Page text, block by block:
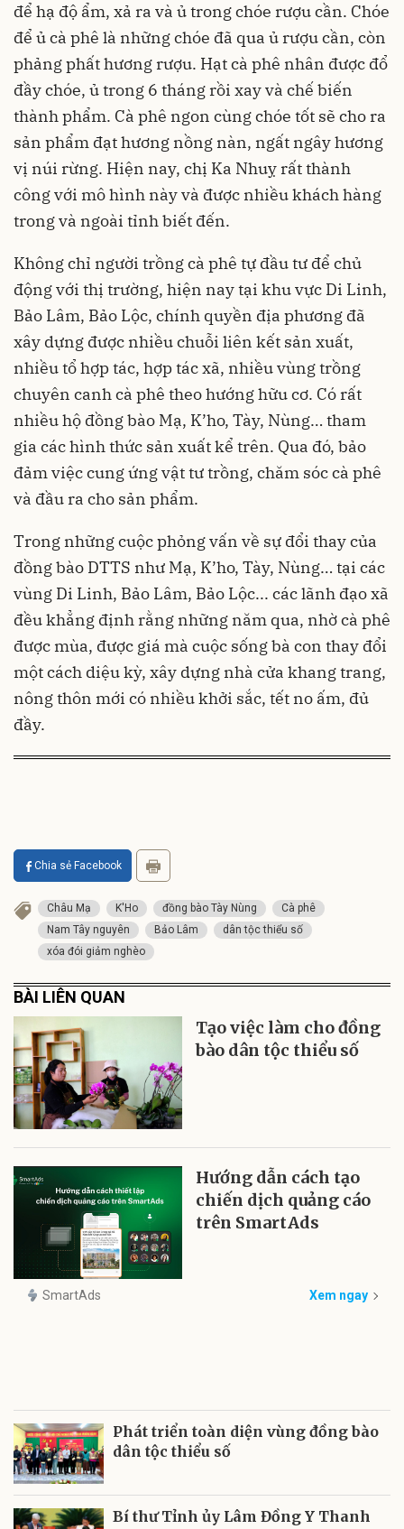
để hạ độ ẩm, xả ra và ủ trong chóe rượu cần. Chóe
để ủ cà phê là những chóe đã qua ủ rượu cần, còn
phảng phất hương rượu. Hạt cà phê nhân được đổ
đầy chóe, ủ trong 6 tháng rồi xay và chế biến
thành phẩm. Cà phê ngon cùng chóe tốt sẽ cho ra
sản phẩm đạt hương nồng nàn, ngất ngây hương
vị núi rừng. Hiện nay, chị Ka Nhuỵ rất thành
công với mô hình này và được nhiều khách hàng
trong và ngoài tỉnh biết đến.
Không chỉ người trồng cà phê tự đầu tư để chủ
động với thị trường, hiện nay tại khu vực Di Linh,
Bảo Lâm, Bảo Lộc, chính quyền địa phương đã
xây dựng được nhiều chuỗi liên kết sản xuất,
nhiều tổ hợp tác, hợp tác xã, nhiều vùng trồng
chuyên canh cà phê theo hướng hữu cơ. Có rất
nhiều hộ đồng bào Mạ, K’ho, Tày, Nùng… tham
gia các hình thức sản xuất kể trên. Qua đó, bảo
đảm việc cung ứng vật tư trồng, chăm sóc cà phê
và đầu ra cho sản phẩm.
Trong những cuộc phỏng vấn về sự đổi thay của
đồng bào DTTS như Mạ, K’ho, Tày, Nùng… tại các
vùng Di Linh, Bảo Lâm, Bảo Lộc... các lãnh đạo xã
đều khẳng định rằng những năm qua, nhờ cà phê
được mùa, được giá mà cuộc sống bà con thay đổi
một cách diệu kỳ, xây dựng nhà cửa khang trang,
nông thôn mới có nhiều khởi sắc, tết no ấm, đủ
đầy.
Chia sẻ Facebook
Châu Mạ K'Ho đồng bào Tày Nùng
Cà phê
Nam Tây nguyên
Bảo Lâm
dân tộc thiểu số
xóa đói giảm nghèo
BÀI LIÊN QUAN
Tạo việc làm cho đồng
bào dân tộc thiểu số
Hướng dẫn cách tạo
chiến dịch quảng cáo
trên SmartAds
SmartAds Xem ngay
Phát triển toàn diện vùng đồng bào
dân tộc thiểu số
Bí thư Tỉnh ủy Lâm Đồng Y Thanh